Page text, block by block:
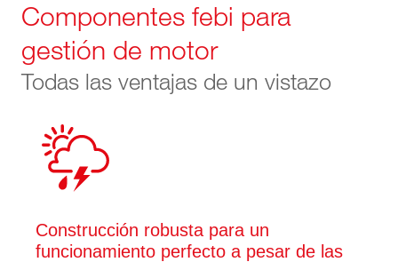
Componentes febi para
gestión de motor
Todas las ventajas de un vistazo
Construcción robusta para un
funcionamiento perfecto a pesar de las